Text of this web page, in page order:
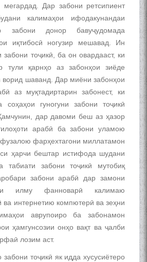
мегардад. Дар забони ретсипиент
калимаҳои ифодакунандаи
забони донор бавуҷудомада
иқтибосӣ ногузир мешавад. Ин
тоҷикӣ, ба он овардааст, ки
қарнҳо аз забонҳои зиёде
ворид шаванд. Дар миёни забонҳои
аз муқтадиртарин забонест, ки
гуногуни забони тоҷикӣ
дар давоми беш аз ҳазор
арабӣ ба забони уламою
фарҳехтагони миллатамон
ҳарчи бештар истифода шудани
табиати забони тоҷикӣ мутобиқ
забони арабӣ дар замони
илму фанноварӣ калимаю
ва интернетию компютерӣ ва зеҳни
аврупоиро ба забонамон
ҳамгунсозии онҳо вақт ва ҷалби
лозим аст.
забони тоҷикӣ як идда хусусиётеро